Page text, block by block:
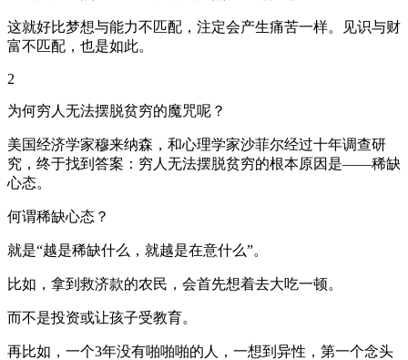
这就好比梦想与能力不匹配，注定会产生痛苦一样。见识与财
富不匹配，也是如此。
2
为何穷人无法摆脱贫穷的魔咒呢？
美国经济学家穆来纳森，和心理学家沙菲尔经过十年调查研
究，终于找到答案：穷人无法摆脱贫穷的根本原因是——稀缺
心态。
何谓稀缺心态？
就是“越是稀缺什么，就越是在意什么”。
比如，拿到救济款的农民，会首先想着去大吃一顿。
而不是投资或让孩子受教育。
再比如，一个3年没有啪啪啪的人，一想到异性，第一个念头